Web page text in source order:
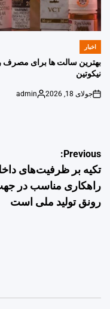
POSTED
اخبار
بهترین سالت ها برای مصرف
نیکوتین
on
جولای 18, 2026
Posted
admin
راهبری
نوشته
Previous:
تکیه بر ظرفیت‌های
راهکاری مناسب در
رونق تولید ملی است